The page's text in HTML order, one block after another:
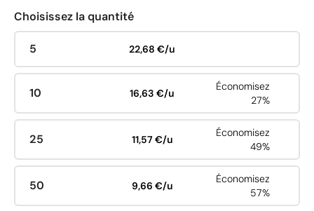
Choisissez la quantité
5 22,68 €/u
10 16,63 €/u
Économisez
27%
25 11,57 €/u
Économisez
49%
50 9,66 €/u
Économisez
57%